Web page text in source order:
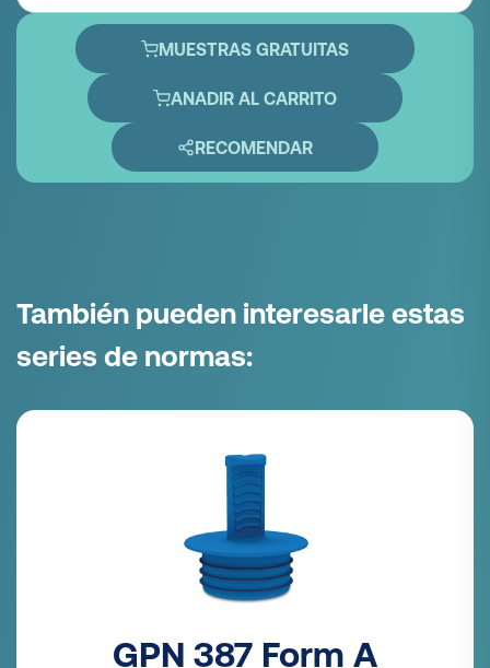
MUESTRAS GRATUITAS
ANADIR AL CARRITO
RECOMENDAR
También pueden interesarle estas
series de normas:
GPN 387 Form A